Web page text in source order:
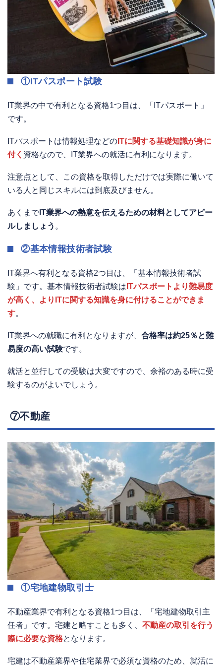
①ITパスポート試験
IT業界の中で有利となる資格1つ目は、「ITパスポート」
です。
ITパスポートは情報処理などの ITに関する基礎知識が身に
付く 資格なので、IT業界への就活に有利になります。
注意点として、この資格を取得しただけでは実際に働いて
いる人と同じスキルには到底及びません。
あくまでIT業界への熱意を伝えるための材料としてアピー
ルしましょう 。
②基本情報技術者試験
IT業界へ有利となる資格2つ目は、「基本情報技術者試
験」です。基本情報技術者試験は ITパスポートより難易度
が高く、よりITに関する知識を身に付けることができま
す。
IT業界への就職に有利となりますが、 合格率は約25％と難
易度の高い試験です。
就活と並行しての受験は大変ですので、余裕のある時に受
験するのがよいでしょう。
⑦不動産
①宅地建物取引士
不動産業界で有利となる資格1つ目は、「宅地建物取引主
任者」です。宅建と略すことも多く、 不動産の取引を行う
際に必要な資格となります。
宅建は不動産業界や住宅業界で必須な資格のため、就活に